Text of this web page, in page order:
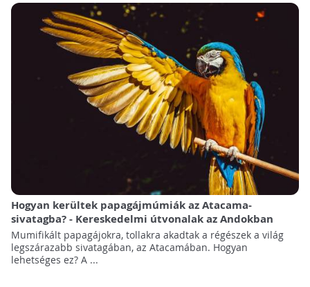
Hogyan kerültek papagájmúmiák az Atacama-
sivatagba? - Kereskedelmi útvonalak az Andokban
Mumifikált papagájokra, tollakra akadtak a régészek a világ
legszárazabb sivatagában, az Atacamában. Hogyan
lehetséges ez? A ...